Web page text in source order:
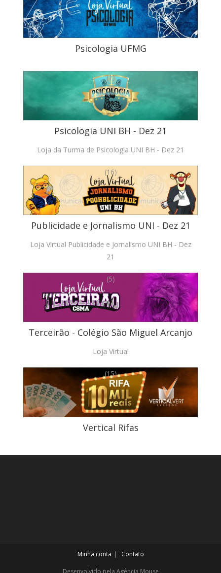
Psicologia UFMG
(1)
Psicologia UNI BH - Dez 21
Loja da Turma de Psicologia UNI BH - Dez 21
(16)
Publicidade e Jornalismo UNI - Dez 21
Loja Virtual Publicidade e Jornalismo UNI BH - Dez
21
(5)
Terceirão - Colégio São Miguel Arcanjo
Loja Virtual
(15)
Vertical Rifas
Minha conta Contato
Desenvolvido pela Agência Mouse